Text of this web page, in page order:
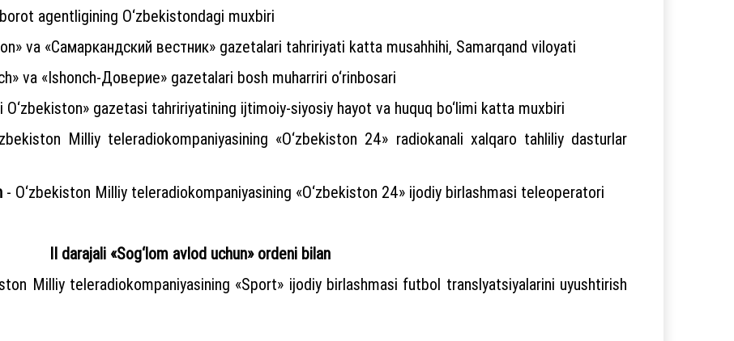
agentligining O‘zbekistondagi muxbiri
va «Самаркандский вестник» gazetalari tahririyati katta musahhihi, Samarqand viloyati
va «Ishonch-Доверие» gazetalari bosh muharriri o‘rinbosari
O‘zbekiston» gazetasi tahririyatining ijtimoiy-siyosiy hayot va huquq bo‘limi katta muxbiri
Milliy teleradiokompaniyasining «O‘zbekiston 24» radiokanali xalqaro tahliliy dasturlar
- O‘zbekiston Milliy teleradiokompaniyasining «O‘zbekiston 24» ijodiy birlashmasi teleoperatori
II darajali «Sog‘lom avlod uchun» ordeni bilan
Milliy teleradiokompaniyasining «Sport» ijodiy birlashmasi futbol translyatsiyalarini uyushtirish